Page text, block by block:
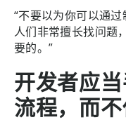
“不要以为你可以通
人们非常擅长找问题
要的。”
开发者应
流程，而不